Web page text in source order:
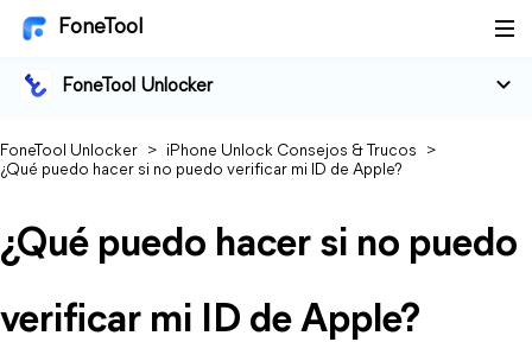
FoneTool
FoneTool Unlocker
FoneTool Unlocker > iPhone Unlock Consejos & Trucos
>
¿Qué puedo hacer si no puedo verificar mi ID de Apple?
¿Qué puedo hacer si no puedo
verificar mi ID de Apple?